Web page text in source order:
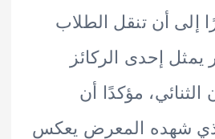
تنقل الطلاب
الركائز
مؤكدًا أن
المعرض يعكس